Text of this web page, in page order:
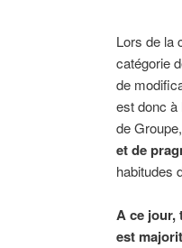
Lors de la
catégorie
de
est donc à
de
et de
habitudes
A ce jour,
est